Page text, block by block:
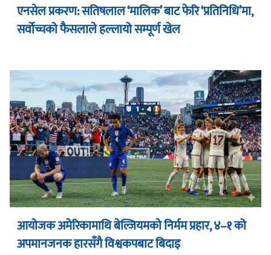
एनसेल प्रकरण: सतिषलाल ‘मालिक’ बाट फेरि ‘प्रतिनिधि’मा,
सर्वोच्चको फैसलाले हल्लायो सम्पूर्ण खेल
आयोजक अमेरिकामाथि बेल्जियमको निर्मम प्रहार, ४–१ को
अपमानजनक हारसँगै विश्वकपबाट बिदाइ